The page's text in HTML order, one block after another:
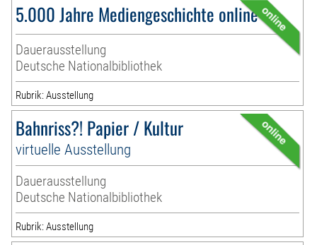
5.000 Jahre Mediengeschichte online
Dauerausstellung
Deutsche Nationalbibliothek
Rubrik: Ausstellung
Bahnriss?! Papier / Kultur
virtuelle Ausstellung
Dauerausstellung
Deutsche Nationalbibliothek
Rubrik: Ausstellung